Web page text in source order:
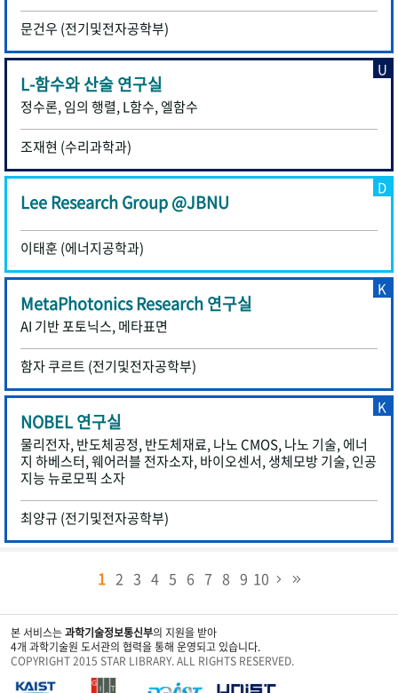
문건우 (전기및전자공학부)
L-함수와 산술 연구실
정수론, 임의 행렬, L함수, 엘함수
조재현 (수리과학과)
U
Lee Research Group @JBNU
이태훈 (에너지공학과)
D
MetaPhotonics Research 연구실
AI 기반 포토닉스, 메타표면
함자 쿠르트 (전기및전자공학부)
K
NOBEL 연구실
물리전자, 반도체공정, 반도체재료, 나노 CMOS, 나노 기술, 에너
지 하베스터, 웨어러블 전자소자, 바이오센서, 생체모방 기술, 인공
지능 뉴로모픽 소자
최양규 (전기및전자공학부)
K
1 2 3 4 5 6 7 8 9 10
본 서비스는과학기술정보통신부의 지원을 받아
4개 과학기술원 도서관의 협력을 통해 운영되고 있습니다.
COPYRIGHT 2015 STAR LIBRARY. ALL RIGHTS RESERVED.